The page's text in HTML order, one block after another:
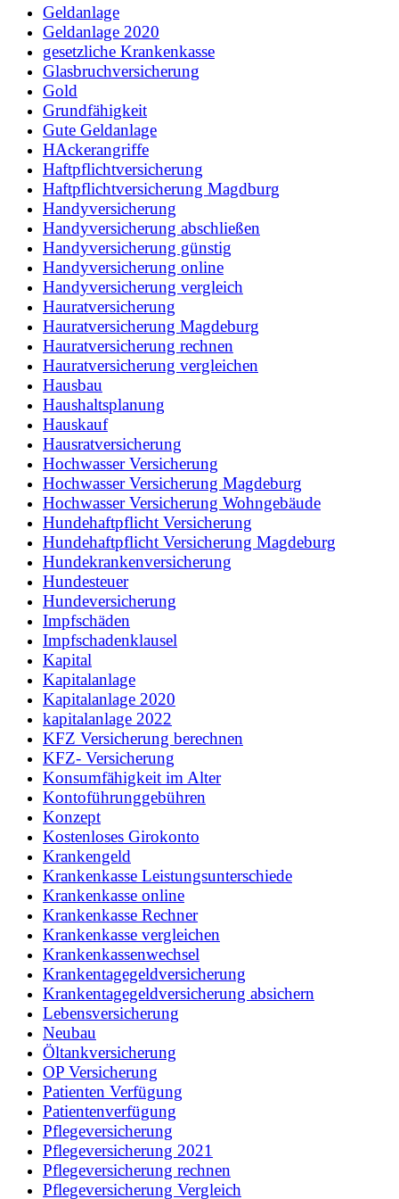
Geldanlage
Geldanlage 2020
gesetzliche Krankenkasse
Glasbruchversicherung
Gold
Grundfähigkeit
Gute Geldanlage
HAckerangriffe
Haftpflichtversicherung
Haftpflichtversicherung Magdburg
Handyversicherung
Handyversicherung abschließen
Handyversicherung günstig
Handyversicherung online
Handyversicherung vergleich
Hauratversicherung
Hauratversicherung Magdeburg
Hauratversicherung rechnen
Hauratversicherung vergleichen
Hausbau
Haushaltsplanung
Hauskauf
Hausratversicherung
Hochwasser Versicherung
Hochwasser Versicherung Magdeburg
Hochwasser Versicherung Wohngebäude
Hundehaftpflicht Versicherung
Hundehaftpflicht Versicherung Magdeburg
Hundekrankenversicherung
Hundesteuer
Hundeversicherung
Impfschäden
Impfschadenklausel
Kapital
Kapitalanlage
Kapitalanlage 2020
kapitalanlage 2022
KFZ Versicherung berechnen
KFZ- Versicherung
Konsumfähigkeit im Alter
Kontoführunggebühren
Konzept
Kostenloses Girokonto
Krankengeld
Krankenkasse Leistungsunterschiede
Krankenkasse online
Krankenkasse Rechner
Krankenkasse vergleichen
Krankenkassenwechsel
Krankentagegeldversicherung
Krankentagegeldversicherung absichern
Lebensversicherung
Neubau
Öltankversicherung
OP Versicherung
Patienten Verfügung
Patientenverfügung
Pflegeversicherung
Pflegeversicherung 2021
Pflegeversicherung rechnen
Pflegeversicherung Vergleich